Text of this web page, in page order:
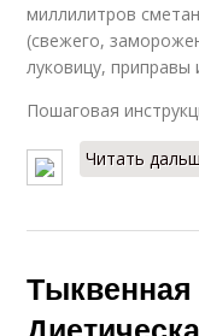
миллилитров
(свежего,
луковицу, приправы
Пошаговая
Читать
Тыквенная